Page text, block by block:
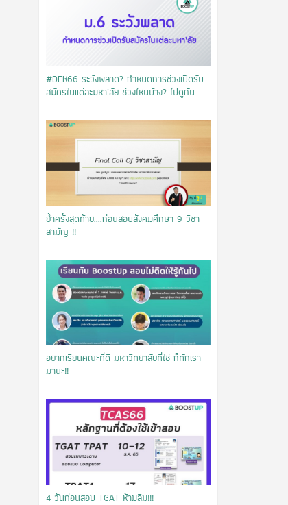
#DEK66 ระวังพลาด? กำหนดการช่วงเปิดรับ
สมัครในแต่ละมหา’ลัย ช่วงไหนบ้าง? ไปดูกัน ​
ย้ำครั้งสุดท้าย....ก่อนสอบสังคมศึกษา 9 วิชา
สามัญ !!
อยากเรียนคณะที่ดี มหาวิทยาลัยที่ใช่ ก็ทักเรา
มานะ!!
​4 วันก่อนสอบ TGAT ห้ามลืม!!!